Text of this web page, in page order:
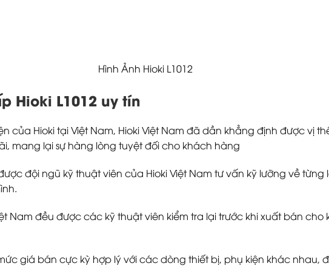
Hình Ảnh Hioki L1012
Hioki L1012 uy tín
của Hioki tại Việt Nam, Hioki Việt Nam đã dần khẳng định được vị
mang lại sự hàng lòng tuyệt đối cho khách hàng
đội ngũ kỹ thuật viên của Hioki Việt Nam tư vấn kỹ lưỡng về
Nam đều được các kỹ thuật viên kiểm tra lại trước khi xuất bán
giá bán cực kỳ hợp lý với các dòng thiết bị, phụ kiện khác nhau,